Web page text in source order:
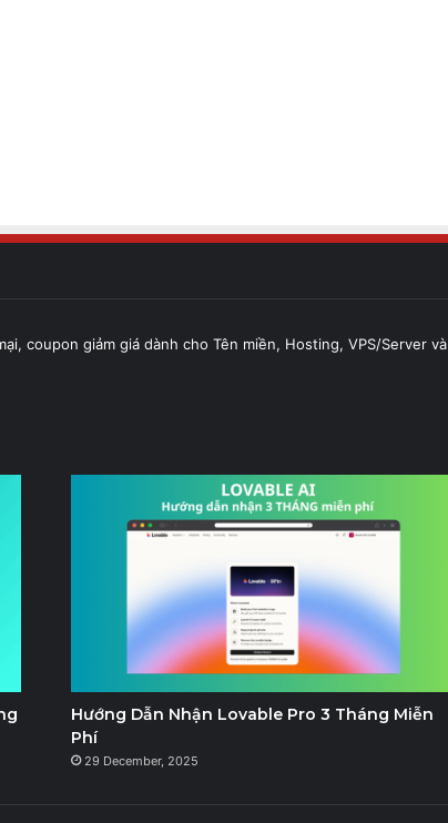
coupon giảm giá dành cho Tên miền, Hosting, VPS/Server và
Hướng Dẫn Nhận Lovable Pro 3 Tháng Miễn
Phí
29 December, 2025